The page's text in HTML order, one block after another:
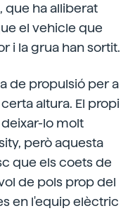
que ha alliberat
el vehicle que
i la grua han sortit.
de propulsió per a
altura. El propi
lo molt
però aquesta
que els coets de
de pols prop del
en l'equip elèctric